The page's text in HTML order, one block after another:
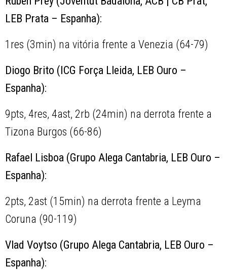
LEB Prata – Espanha):
1res (3min) na vitória frente a Venezia (64-79)
Diogo Brito (ICG Força Lleida, LEB Ouro –
Espanha):
9pts, 4res, 4ast, 2rb (24min) na derrota frente a
Tizona Burgos (66-86)
Rafael Lisboa (Grupo Alega Cantabria, LEB Ouro –
Espanha):
2pts, 2ast (15min) na derrota frente a Leyma
Coruna (90-119)
Vlad Voytso (Grupo Alega Cantabria, LEB Ouro –
Espanha):